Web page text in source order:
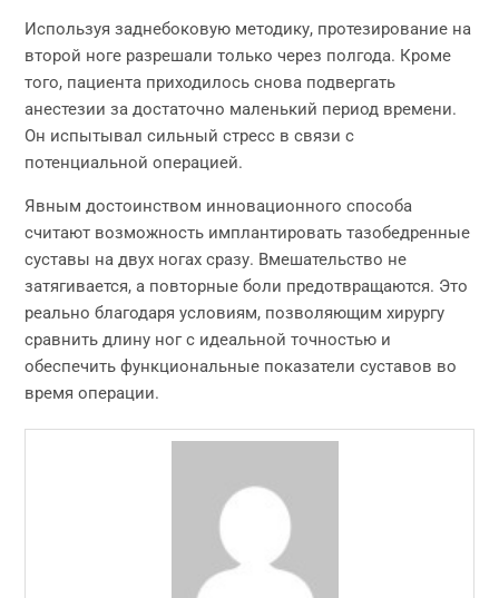
Используя заднебоковую методику, протезирование на
второй ноге разрешали только через полгода. Кроме
того, пациента приходилось снова подвергать
анестезии за достаточно маленький период времени.
Он испытывал сильный стресс в связи с
потенциальной операцией.
Явным достоинством инновационного способа
считают возможность имплантировать тазобедренные
суставы на двух ногах сразу. Вмешательство не
затягивается, а повторные боли предотвращаются. Это
реально благодаря условиям, позволяющим хирургу
сравнить длину ног с идеальной точностью и
обеспечить функциональные показатели суставов во
время операции.